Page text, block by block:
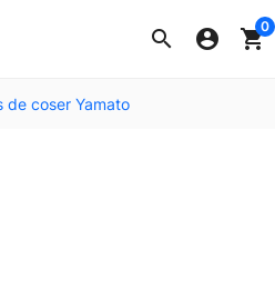
search account_circle shopping_cart0
de coser Yamato